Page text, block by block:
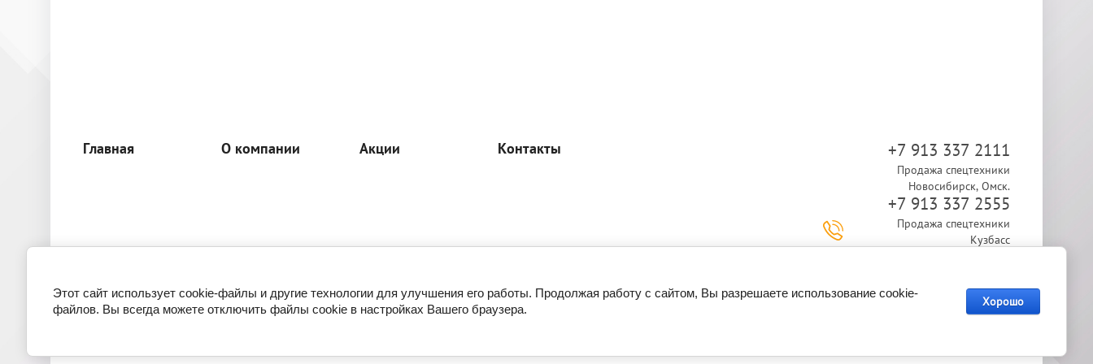
Главная О компании Акции Контакты +7 913 337 2111
Продажа спецтехники
Новосибирск, Омск.
+7 913 337 2555
Продажа спецтехники
Кузбасс
+7 913 337 2333
Продажа запчастей
Этот сайт использует cookie-файлы и другие технологии для улучшения его работы. Продолжая работу с сайтом, Вы разрешаете использование cookie-
файлов. Вы всегда можете отключить файлы cookie в настройках Вашего браузера.
Хорошо